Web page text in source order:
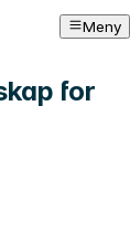
Meny
for